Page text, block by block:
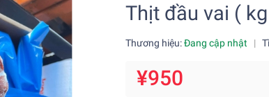
Thịt đầu vai (
Thương hiệu:Đang cập nhật |
¥950